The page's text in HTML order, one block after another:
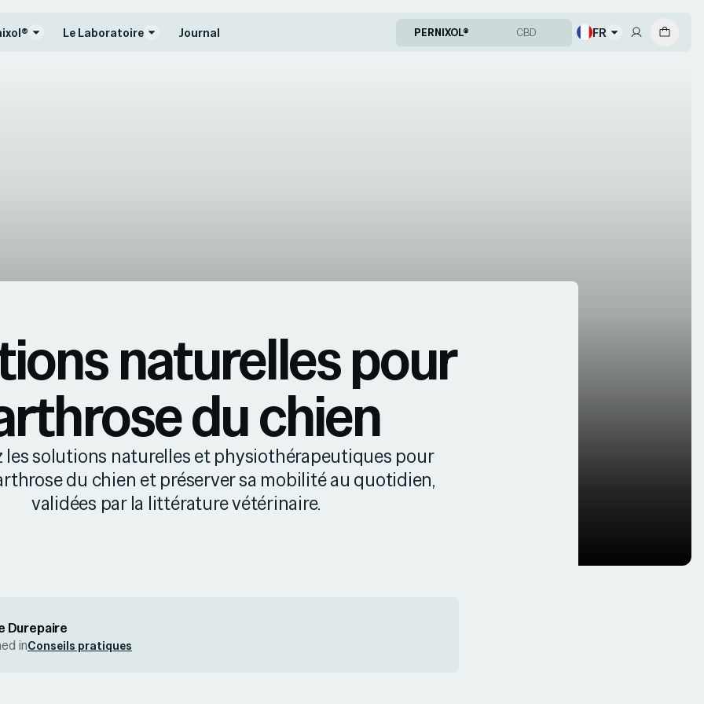
Le Laboratoire Journal PERNIXOL® CBD FR
naturelles pour
du chien
les solutions naturelles et physiothérapeutiques pour
du chien et préserver sa mobilité au quotidien,
validées par la littérature vétérinaire.
Durepaire
inConseils pratiques